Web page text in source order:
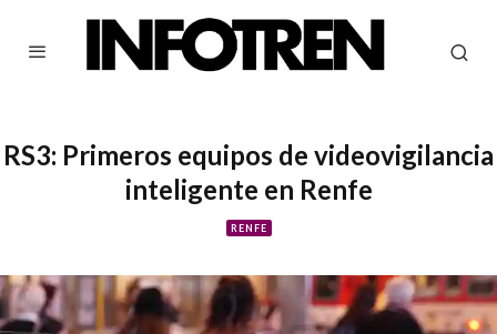
RS3: Primeros equipos de videovigilancia
inteligente en Renfe
RENFE